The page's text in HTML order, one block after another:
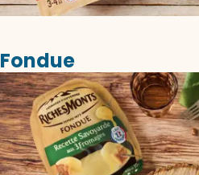
Fondue